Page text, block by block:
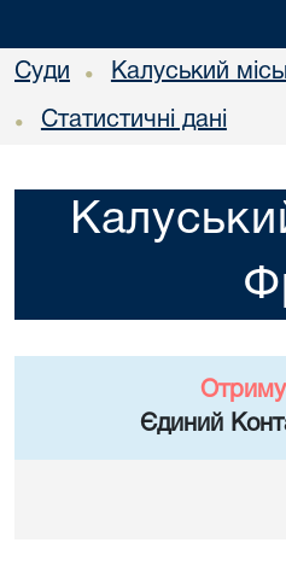
Суди • Калуський
• Статистичні дані
Єдиний